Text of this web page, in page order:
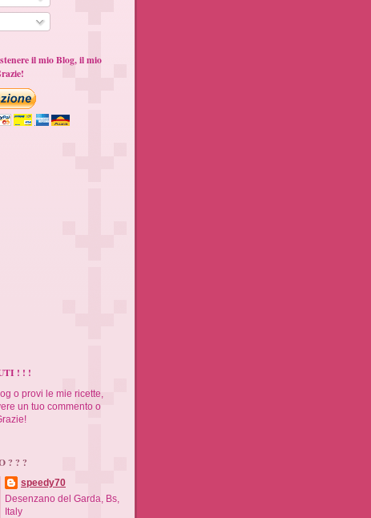
il mio Blog, il mio
! ! !
o provi le mie ricette,
un tuo commento o
? ? ?
speedy70
Desenzano del Garda, Bs,
Italy